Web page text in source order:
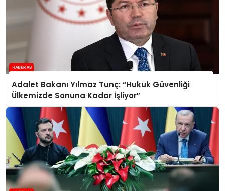
Adalet Bakanı Yılmaz Tunç: “Hukuk Güvenliği
Ülkemizde Sonuna Kadar İşliyor”